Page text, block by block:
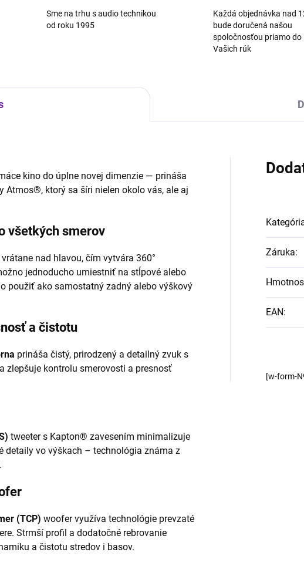
Sme na trhu s audio technikou
od roku 1995
Každá objednávka nad
bude doručená našou
spoločnosťou priamo do
Vašich rúk
kino do úplne novej dimenzie — prináša
Atmos®, ktorý sa šíri nielen okolo vás, ale aj
všetkých smerov
nad hlavou, čím vytvára 360°
jednoducho umiestniť na stĺpové alebo
použiť ako samostatný zadný alebo výškový
a čistotu
prináša čistý, prirodzený a detailný zvuk s
zlepšuje kontrolu smerovosti a presnosť
tweeter s Kapton® zavesením minimalizuje
detaily vo výškach – technológia známa z
(TCP) woofer využíva technológie prevzaté
Strmší profil a dodatočné rebrovanie
a čistotu stredov i basov.
Záruka:
EAN:
[w-form-